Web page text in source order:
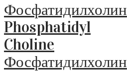
Фосфатидилхолин
Phosphatidyl
Choline
Фосфатидилхолин